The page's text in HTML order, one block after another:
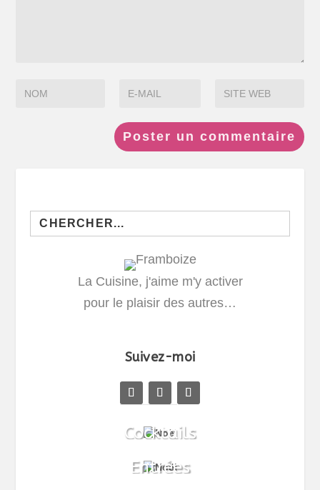
Search
for:
La Cuisine, j'aime m'y activer
pour le plaisir des autres…
Suivez-moi